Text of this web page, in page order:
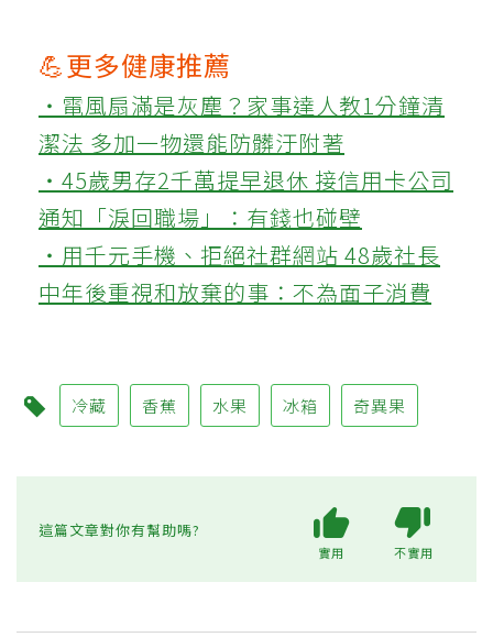
💪更多健康推薦
‧電風扇滿是灰塵？家事達人教1分鐘清
潔法 多加一物還能防髒汙附著
‧45歲男存2千萬提早退休 接信用卡公司
通知「淚回職場」：有錢也碰壁
‧用千元手機、拒絕社群網站 48歲社長
中年後重視和放棄的事：不為面子消費
冷藏 香蕉 水果 冰箱 奇異果
這篇文章對你有幫助嗎?
實用 不實用